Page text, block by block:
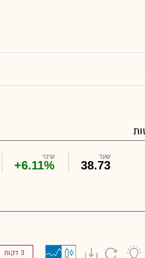
שער
38.73
שינוי
+6.11%
3 דקות